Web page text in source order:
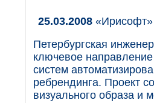
25.03.2008 «Ирисофт»
Петербургская
ключевое
систем
ребрендинга. Проект
визуального образа и